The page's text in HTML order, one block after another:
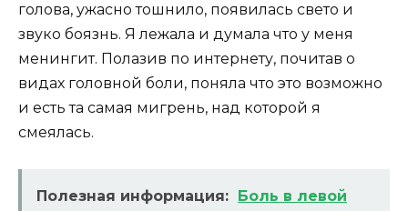
голова, ужасно тошнило, появилась свето и
звуко боязнь. Я лежала и думала что у меня
менингит. Полазив по интернету, почитав о
видах головной боли, поняла что это возможно
и есть та самая мигрень, над которой я
смеялась.
Полезная информация:
Боль в левой